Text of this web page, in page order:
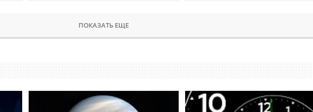
ПОКАЗАТЬ ЕЩЕ